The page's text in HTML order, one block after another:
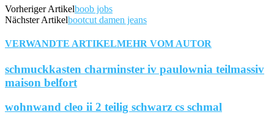
Vorheriger Artikelboob jobs
Nächster Artikelbootcut damen jeans
VERWANDTE ARTIKELMEHR VOM AUTOR
schmuckkasten charminster iv paulownia teilmassiv
maison belfort
wohnwand cleo ii 2 teilig schwarz cs schmal